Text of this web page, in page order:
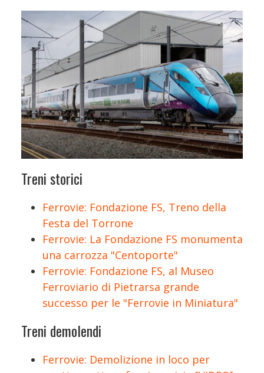
Treni storici
Ferrovie: Fondazione FS, Treno della
Festa del Torrone
Ferrovie: La Fondazione FS monumenta
una carrozza "Centoporte"
Ferrovie: Fondazione FS, al Museo
Ferroviario di Pietrarsa grande
successo per le "Ferrovie in Miniatura"
Treni demolendi
Ferrovie: Demolizione in loco per